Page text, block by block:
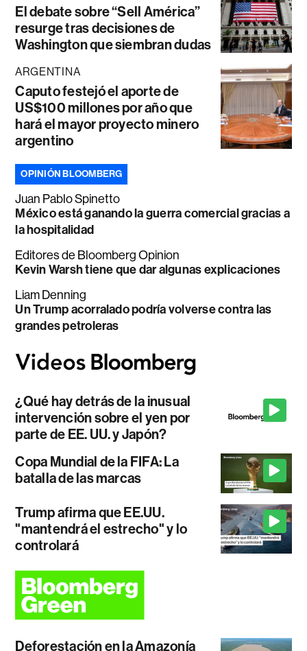
El debate sobre “Sell América”
resurge tras decisiones de
Washington que siembran dudas
ARGENTINA
Caputo festejó el aporte de
US$100 millones por año que
hará el mayor proyecto minero
argentino
OPINIÓN BLOOMBERG
Juan Pablo Spinetto
México está ganando la guerra comercial gracias a
la hospitalidad
Editores de Bloomberg Opinion
Kevin Warsh tiene que dar algunas explicaciones
Liam Denning
Un Trump acorralado podría volverse contra las
grandes petroleras
¿Qué hay detrás de la inusual
intervención sobre el yen por
parte de EE. UU. y Japón?
Copa Mundial de la FIFA: La
batalla de las marcas
Trump afirma que EE.UU.
"mantendrá el estrecho" y lo
controlará
Deforestación en la Amazonía